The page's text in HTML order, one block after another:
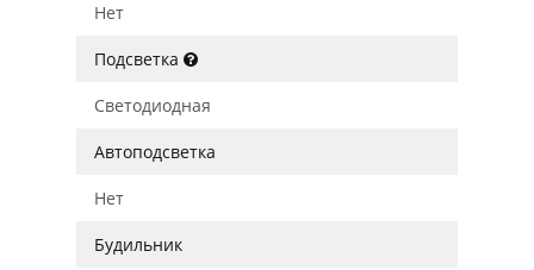
Нет
Подсветка
Светодиодная
Автоподсветка
Нет
Будильник